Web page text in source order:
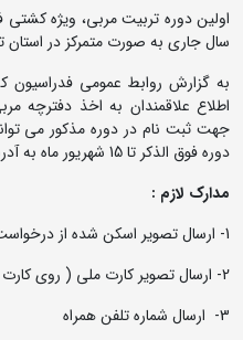
سال جاری به صورت متمرکز در استان
به گزارش روابط عمومی فدراسیون
اطلاع علاقمندان به اخذ دفترچه
جهت ثبت نام در دوره مذکور می
دوره فوق الذکر تا 15 شهریور ماه به آدرس ایمیل
مدارک لازم :
1- ارسال تصویر اسکن شده از درخواست کتبی با امضای متقاضی
2- ارسال تصویر کارت ملی ( روی کارت )
3- ارسال شماره تلفن همراه